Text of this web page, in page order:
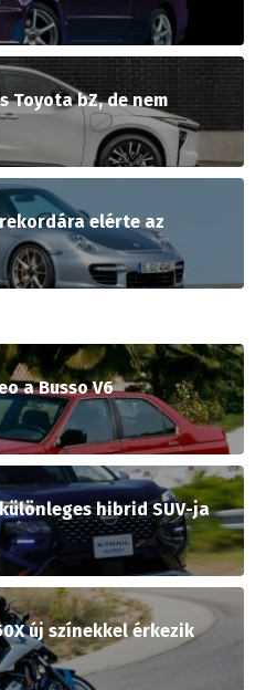
Toyota bZ, de nem
rekordára elérte az
a Busso V6
hibrid SUV-ja
új színekkel érkezik